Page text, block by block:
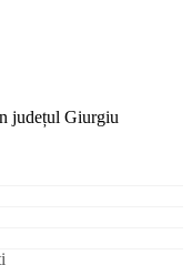
județul Giurgiu